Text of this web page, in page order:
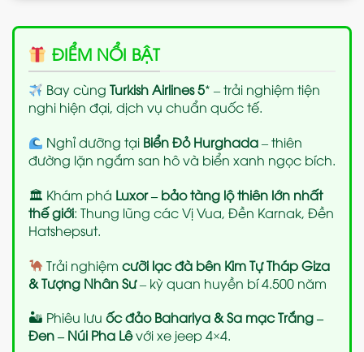
ĐIỂM NỔI BẬT
Bay cùngTurkish Airlines 5* – trải nghiệm tiện
nghi hiện đại, dịch vụ chuẩn quốc tế.
Nghỉ dưỡng tại Biển Đỏ Hurghada– thiên
đường lặn ngắm san hô và biển xanh ngọc bích.
🏛 Khám phá Luxor – bảo tàng lộ thiên lớn nhất
thế giới: Thung lũng các Vị Vua, Đền Karnak, Đền
Hatshepsut.
Trải nghiệmcưỡi lạc đà bên Kim Tự Tháp Giza
& Tượng Nhân Sư– kỳ quan huyền bí 4.500 năm
🏜 Phiêu lưu ốc đảo Bahariya & Sa mạc Trắng –
Đen – Núi Pha Lêvới xe jeep 4×4.